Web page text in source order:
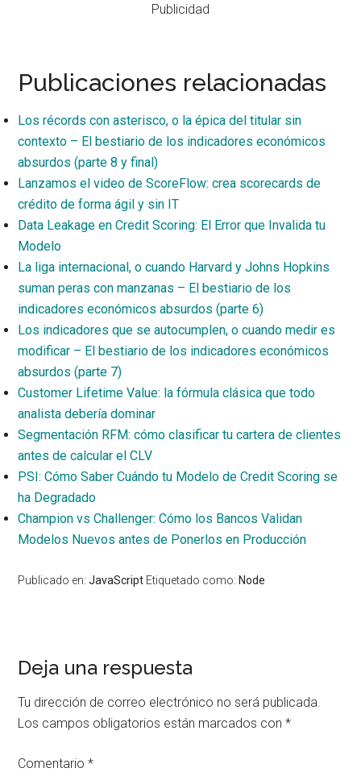
Publicidad
Publicaciones relacionadas
Los récords con asterisco, o la épica del titular sin
contexto – El bestiario de los indicadores económicos
absurdos (parte 8 y final)
Lanzamos el video de ScoreFlow: crea scorecards de
crédito de forma ágil y sin IT
Data Leakage en Credit Scoring: El Error que Invalida tu
Modelo
La liga internacional, o cuando Harvard y Johns Hopkins
suman peras con manzanas – El bestiario de los
indicadores económicos absurdos (parte 6)
Los indicadores que se autocumplen, o cuando medir es
modificar – El bestiario de los indicadores económicos
absurdos (parte 7)
Customer Lifetime Value: la fórmula clásica que todo
analista debería dominar
Segmentación RFM: cómo clasificar tu cartera de clientes
antes de calcular el CLV
PSI: Cómo Saber Cuándo tu Modelo de Credit Scoring se
ha Degradado
Champion vs Challenger: Cómo los Bancos Validan
Modelos Nuevos antes de Ponerlos en Producción
Publicado en:JavaScript Etiquetado como: Node
Interacciones
con
los
lectores
Deja una respuesta
Tu dirección de correo electrónico no será publicada.
Los campos obligatorios están marcados con*
Comentario*